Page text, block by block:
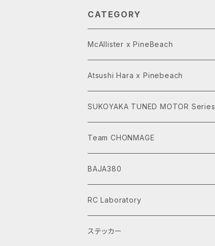
CATEGORY
McAllister x PineBeach
Atsushi Hara x Pinebeach
SUKOYAKA TUNED MOTOR Series
Team CHONMAGE
BAJA380
RC Laboratory
ステッカー